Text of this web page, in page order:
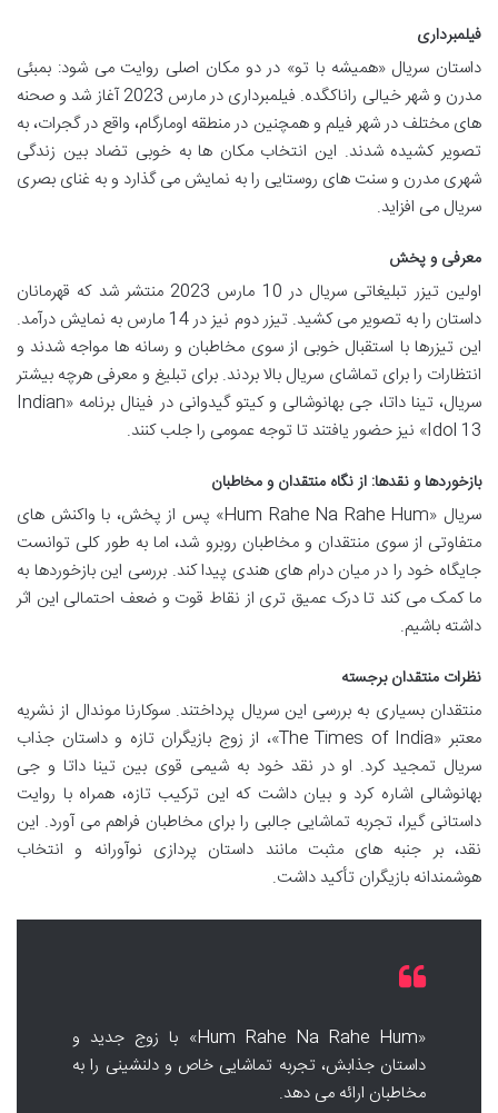
فیلمبرداری
داستان سریال «همیشه با تو» در دو مکان اصلی روایت می شود: بمبئی
مدرن و شهر خیالی راناکگده. فیلمبرداری در مارس 2023 آغاز شد و صحنه
های مختلف در شهر فیلم و همچنین در منطقه اومارگام، واقع در گجرات، به
تصویر کشیده شدند. این انتخاب مکان ها به خوبی تضاد بین زندگی
شهری مدرن و سنت های روستایی را به نمایش می گذارد و به غنای بصری
سریال می افزاید.
معرفی و پخش
اولین تیزر تبلیغاتی سریال در 10 مارس 2023 منتشر شد که قهرمانان
داستان را به تصویر می کشید. تیزر دوم نیز در 14 مارس به نمایش درآمد.
این تیزرها با استقبال خوبی از سوی مخاطبان و رسانه ها مواجه شدند و
انتظارات را برای تماشای سریال بالا بردند. برای تبلیغ و معرفی هرچه بیشتر
سریال، تینا داتا، جی بهانوشالی و کیتو گیدوانی در فینال برنامه «Indian
Idol 13» نیز حضور یافتند تا توجه عمومی را جلب کنند.
بازخوردها و نقدها: از نگاه منتقدان و مخاطبان
سریال «Hum Rahe Na Rahe Hum» پس از پخش، با واکنش های
متفاوتی از سوی منتقدان و مخاطبان روبرو شد، اما به طور کلی توانست
جایگاه خود را در میان درام های هندی پیدا کند. بررسی این بازخوردها به
ما کمک می کند تا درک عمیق تری از نقاط قوت و ضعف احتمالی این اثر
داشته باشیم.
نظرات منتقدان برجسته
منتقدان بسیاری به بررسی این سریال پرداختند. سوکارنا موندال از نشریه
معتبر «The Times of India»، از زوج بازیگران تازه و داستان جذاب
سریال تمجید کرد. او در نقد خود به شیمی قوی بین تینا داتا و جی
بهانوشالی اشاره کرد و بیان داشت که این ترکیب تازه، همراه با روایت
داستانی گیرا، تجربه تماشایی جالبی را برای مخاطبان فراهم می آورد. این
نقد، بر جنبه های مثبت مانند داستان پردازی نوآورانه و انتخاب
هوشمندانه بازیگران تأکید داشت.
«Hum Rahe Na Rahe Hum» با زوج جدید و
داستان جذابش، تجربه تماشایی خاص و دلنشینی را به
مخاطبان ارائه می دهد.